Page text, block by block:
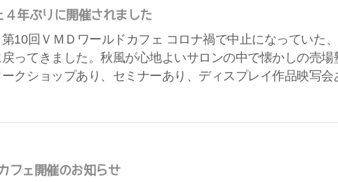
４年ぶりに開催されました
10回ＶＭＤワールドカフェ コロナ禍で中止になっていた
ってきました。秋風が心地よいサロンの中で懐かしの売
クショップあり、セミナーあり、ディスプレイ作品映写
フェ開催のお知らせ